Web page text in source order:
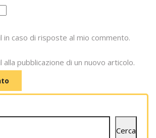
in caso di risposte al mio commento.
pubblicazione di un nuovo articolo.
Cerca